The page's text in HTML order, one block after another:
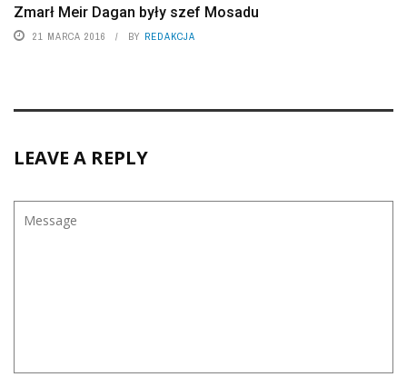
Zmarł Meir Dagan były szef Mosadu
21 MARCA 2016 BY REDAKCJA
LEAVE A REPLY